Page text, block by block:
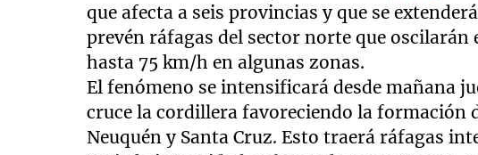
que afecta a seis provincias y que se
prevén ráfagas del sector norte que oscilarán
hasta 75 km/h en algunas zonas.
El fenómeno se intensificará desde mañana
cruce la cordillera favoreciendo la formación
Neuquén y Santa Cruz. Esto traerá ráfagas